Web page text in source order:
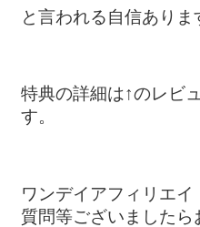
と言われる自信ありま
特典の詳細は↑のレビ
す。
ワンデイアフィリエイ
質問等ございましたら